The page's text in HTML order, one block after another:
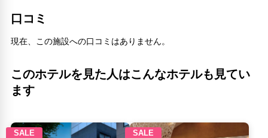
口コミ
現在、この施設への口コミはありません。
このホテルを見た人はこんなホテルも見てい
ます